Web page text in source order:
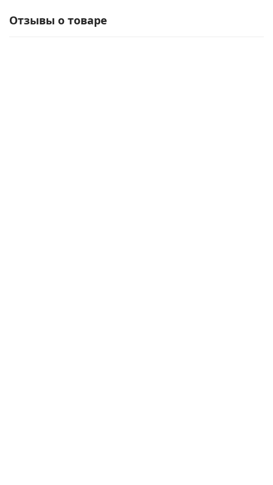
Отзывы о товаре